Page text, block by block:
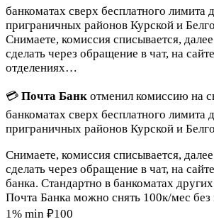
банкоматах сверх бесплатного лимита
приграничных районов Курской и
Снимаете, комиссия списывается,
сделать через обращение в чат, на
отделениях…
💳 Почта Банк отменил комиссию на
банкоматах сверх бесплатного лимита
приграничных районов Курской и
Снимаете, комиссия списывается,
сделать через обращение в чат, на
банка. Стандартно в банкоматах
Почта Банка можно снять 100к/мес без
1% min ₽100